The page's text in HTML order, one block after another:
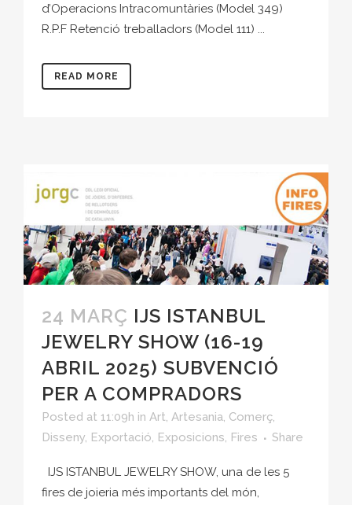
d’Operacions Intracomuntàries (Model 349)
R.P.F Retenció treballadors (Model 111) ...
READ MORE
24 MARÇ IJS ISTANBUL
JEWELRY SHOW (16-19
ABRIL 2025) SUBVENCIÓ
PER A COMPRADORS
Posted at 11:09h in Art, Artesania, Comerç,
Disseny, Exportació, Exposicions, Fires Share
IJS ISTANBUL JEWELRY SHOW, una de les 5
fires de joieria més importants del món,